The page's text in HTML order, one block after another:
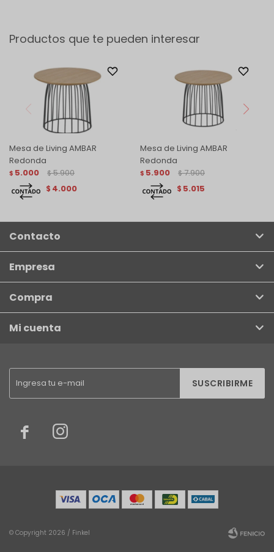
Productos que te pueden interesar
Mesa de Living AMBAR
Redonda
$ 5.000 $ 5.900
$ 4.000
Mesa de Living AMBAR
Redonda
$ 5.900 $ 7.900
$ 5.015
SUSCRIBIRME
 
Contacto
Empresa
Compra
Mi cuenta
© Copyright 2026 / Finkel